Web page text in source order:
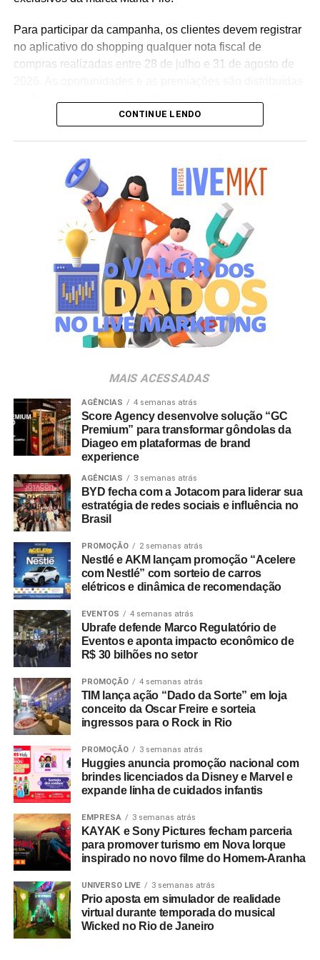
do consumidor durante todo o período da campanha”,
Cooxupé.
Para participar da campanha, os clientes devem registrar
no aplicativo do shopping qualquer nota fiscal de
compras realizadas entre 28 de julho e 31 de agosto de
de setembro de 2026. Após a divulgação do resultado
oficial, os vencedores terão até o dia 16 de setembro para
realizar a retirada presencial dos ingressos e brindes no
espaço Villa Atende, localizado no piso G1 do shopping.
“O SP Open é um torneio muito relevante para a cidade e
para essa região. Como estamos no evento de forma tão
profunda, nada mais justo do que proporcionar essa
experiência para alguns dos nossos clientes fiéis”,
destaca Aline Ivanov, gerente de marketing do Shopping
Villa Lobos.
Para ingressar no programa e participar do sorteio, os
Shopping Villa Lobos, efetuar o cadastro e enviar
comprovantes fiscais de qualquer valor. O regulamento
completo está disponível no site do empreendimento.
CONTINUE LENDO
MAIS ACESSADAS
AGÊNCIAS 4 semanas atrás
Score Agency desenvolve solução “GC
Premium” para transformar gôndolas da
Diageo em plataformas de brand
experience
AGÊNCIAS 3 semanas atrás
BYD fecha com a Jotacom para liderar sua
estratégia de redes sociais e influência no
Brasil
PROMOÇÃO 2 semanas atrás
Nestlé e AKM lançam promoção “Acelere
com Nestlé” com sorteio de carros
elétricos e dinâmica de recomendação
EVENTOS 4 semanas atrás
Ubrafe defende Marco Regulatório de
Eventos e aponta impacto econômico de
R$ 30 bilhões no setor
PROMOÇÃO 4 semanas atrás
TIM lança ação “Dado da Sorte” em loja
conceito da Oscar Freire e sorteia
ingressos para o Rock in Rio
PROMOÇÃO 3 semanas atrás
Huggies anuncia promoção nacional com
brindes licenciados da Disney e Marvel e
expande linha de cuidados infantis
EMPRESA 3 semanas atrás
KAYAK e Sony Pictures fecham parceria
para promover turismo em Nova Iorque
inspirado no novo filme do Homem-Aranha
UNIVERSO LIVE 3 semanas atrás
Prio aposta em simulador de realidade
virtual durante temporada do musical
Wicked no Rio de Janeiro